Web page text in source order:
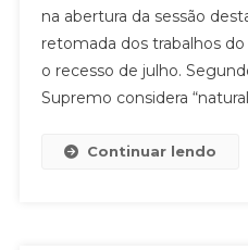
na abertura da sessão
retomada dos trabalhos
o recesso de julho.
Supremo considera
Continuar lendo